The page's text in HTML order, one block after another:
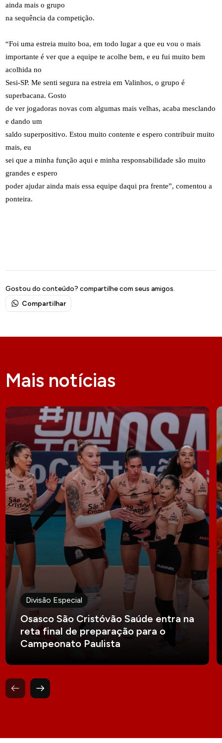
ainda mais o grupo
na sequência da competição.
“Foi uma estreia muito boa, em todo lugar a que eu vou o mais
importante é ver que a equipe te acolhe bem, e eu fui muito bem
acolhida no
Sesi-SP. Me senti segura na estreia em Valinhos, o grupo é
superbacana. Gosto
de ver jogadoras novas com algumas mais velhas, acaba mesclando
e dando um
saldo superpositivo. Estou muito contente e espero contribuir muito
mais, eu
sei que a minha função aqui e minha responsabilidade são muito
grandes e espero
poder ajudar ainda mais essa equipe daqui pra frente”, comentou a
ponteira.
Gostou do conteúdo? compartilhe com seus amigos.
Compartilhar
Mais notícias
Divisão Especial
Osasco São Cristóvão Saúde entra na
reta final de preparação para o
Campeonato Paulista